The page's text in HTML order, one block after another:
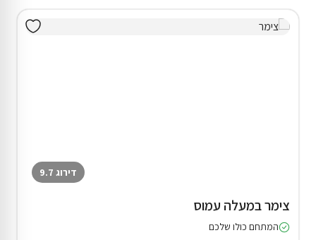
דירוג 9.7
צימר במעלה עמוס
המתחם כולו שלכם